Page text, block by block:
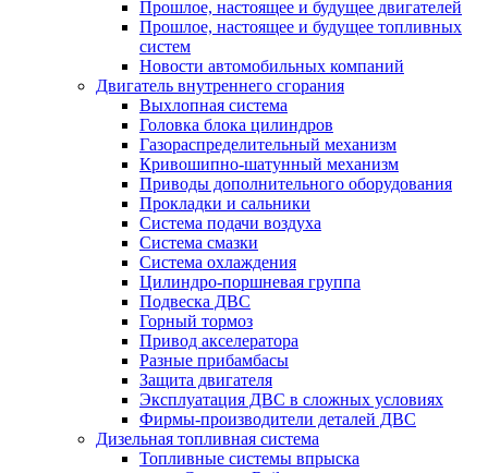
Прошлое, настоящее и будущее двигателей
Прошлое, настоящее и будущее топливных
систем
Новости автомобильных компаний
Двигатель внутреннего сгорания
Выхлопная система
Головка блока цилиндров
Газораспределительный механизм
Кривошипно-шатунный механизм
Приводы дополнительного оборудования
Прокладки и сальники
Система подачи воздуха
Система смазки
Система охлаждения
Цилиндро-поршневая группа
Подвеска ДВС
Горный тормоз
Привод акселератора
Разные прибамбасы
Защита двигателя
Эксплуатация ДВС в сложных условиях
Фирмы-производители деталей ДВС
Дизельная топливная система
Топливные системы впрыска